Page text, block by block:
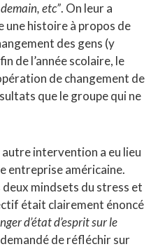
etc”. On leur a
une histoire à propos de
des gens (y
de l’année scolaire, le
de changement de
que le groupe qui ne
intervention a eu lieu
entreprise américaine.
mindsets du stress et
était clairement énoncé
d’état d’esprit sur le
de réfléchir sur